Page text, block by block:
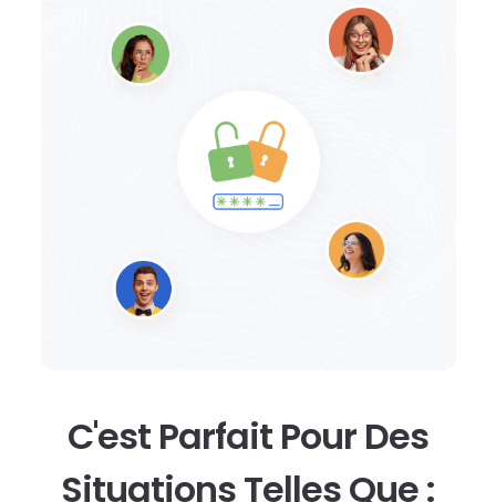
C'est Parfait Pour Des
Situations Telles Que :